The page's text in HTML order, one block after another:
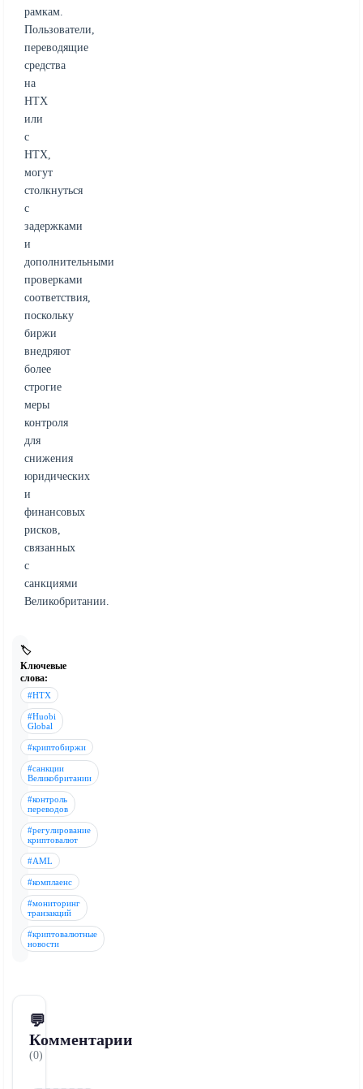
рамкам.
Пользователи,
переводящие
средства
на
HTX
или
с
HTX,
могут
столкнуться
с
задержками
и
дополнительными
проверками
соответствия,
поскольку
биржи
внедряют
более
строгие
меры
контроля
для
снижения
юридических
и
финансовых
рисков,
связанных
с
санкциями
Великобритании.
🏷️
Ключевые
слова:
#HTX
#Huobi
Global
#криптобиржи
#санкции
Великобритании
#контроль
переводов
#регулирование
криптовалют
#AML
#комплаенс
#мониторинг
транзакций
#криптовалютные
новости
💬
Комментарии
(0)